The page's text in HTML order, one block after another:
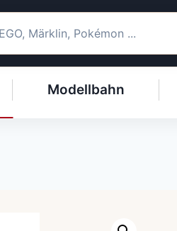
Modellbahn